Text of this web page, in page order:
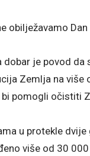
obilježavamo
je povod da
Zemlja na
pomogli očistiti
u protekle
više od 30